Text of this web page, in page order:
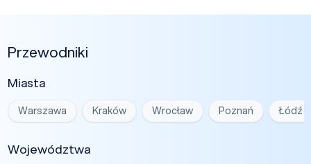
Przewodniki
Miasta
Warszawa Kraków Wrocław Poznań Łódź
Województwa